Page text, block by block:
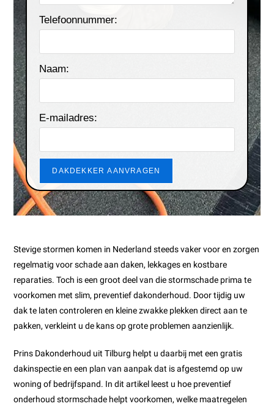
Telefoonnummer:
Naam:
E-mailadres:
DAKDEKKER AANVRAGEN
Stevige stormen komen in Nederland steeds vaker voor en zorgen
regelmatig voor schade aan daken, lekkages en kostbare
reparaties. Toch is een groot deel van die stormschade prima te
voorkomen met slim, preventief dakonderhoud. Door tijdig uw
dak te laten controleren en kleine zwakke plekken direct aan te
pakken, verkleint u de kans op grote problemen aanzienlijk.
Prins Dakonderhoud uit Tilburg helpt u daarbij met een gratis
dakinspectie en een plan van aanpak dat is afgestemd op uw
woning of bedrijfspand. In dit artikel leest u hoe preventief
onderhoud stormschade helpt voorkomen, welke maatregelen